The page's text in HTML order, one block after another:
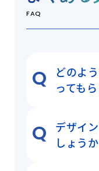
FAQ
どのよ
っても
デザイ
しょう